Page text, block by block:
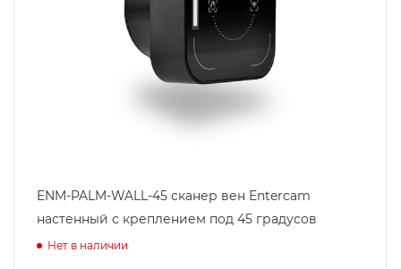
ENM-PALM-WALL-45 сканер вен Entercam
настенный с креплением под 45 градусов
Нет в наличии